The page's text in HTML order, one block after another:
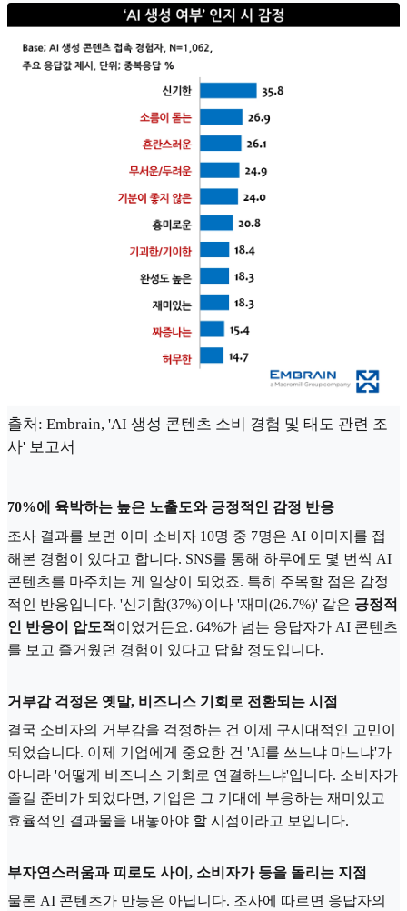
출처: Embrain, 'AI 생성 콘텐츠 소비 경험 및 태도 관련 조
사' 보고서
70%에 육박하는 높은 노출도와 긍정적인 감정 반응
조사 결과를 보면 이미 소비자 10명 중 7명은 AI 이미지를 접
해본 경험이 있다고 합니다. SNS를 통해 하루에도 몇 번씩 AI
콘텐츠를 마주치는 게 일상이 되었죠. 특히 주목할 점은 감정
적인 반응입니다. '신기함(37%)'이나 '재미(26.7%)' 같은 긍정적
인 반응이 압도적 이었거든요. 64%가 넘는 응답자가 AI 콘텐츠
를 보고 즐거웠던 경험이 있다고 답할 정도입니다.
거부감 걱정은 옛말, 비즈니스 기회로 전환되는 시점
결국 소비자의 거부감을 걱정하는 건 이제 구시대적인 고민이
되었습니다. 이제 기업에게 중요한 건 'AI를 쓰느냐 마느냐'가
아니라 '어떻게 비즈니스 기회로 연결하느냐'입니다. 소비자가
즐길 준비가 되었다면, 기업은 그 기대에 부응하는 재미있고
효율적인 결과물을 내놓아야 할 시점이라고 보입니다.
부자연스러움과 피로도 사이, 소비자가 등을 돌리는 지점
물론 AI 콘텐츠가 만능은 아닙니다. 조사에 따르면 응답자의